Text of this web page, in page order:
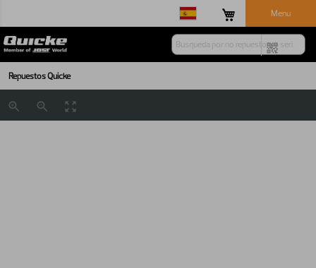
Menu
Repuestos Quicke